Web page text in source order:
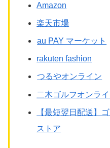
Amazon
楽天市場
au PAY マーケット
rakuten fashion
つるやオンライン
二木ゴルフオンラ
【最短翌日配送】
ストア